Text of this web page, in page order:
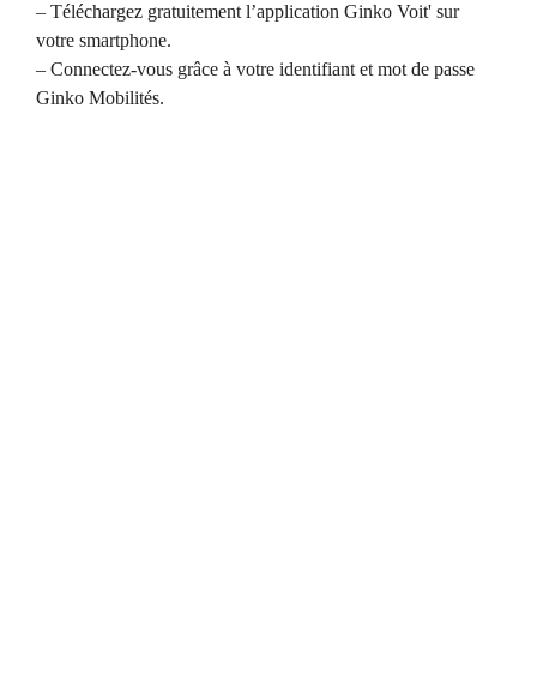
– Téléchargez gratuitement l’application Ginko Voit' sur
votre smartphone.
– Connectez-vous grâce à votre identifiant et mot de passe
Ginko Mobilités.